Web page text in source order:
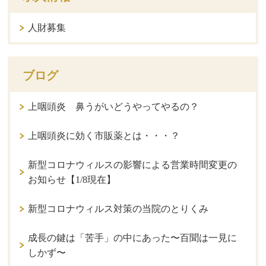
人財募集
ブログ
上咽頭炎 鼻うがいどうやってやるの？
上咽頭炎に効く市販薬とは・・・？
新型コロナウィルスの影響による営業時間変更の
お知らせ【1/8現在】
新型コロナウィルス対策の当院のとりくみ
成長の鍵は「苦手」の中にあった〜百聞は一見に
しかず〜